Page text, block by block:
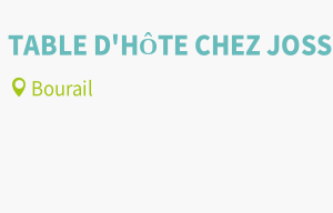
TABLE D'HÔTE CHEZ JOSS
Bourail